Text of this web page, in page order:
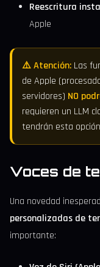
Reescritura
Apple
⚠️ Atención: Las
de Apple
servidores) NO
requieren un LLM
tendrán esta
Voces de
Una novedad
personalizadas de
importante: